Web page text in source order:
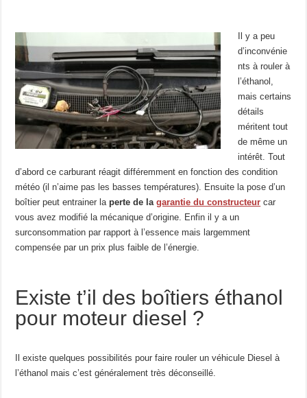
Il y a peu
d’inconvénie
nts à rouler à
l’éthanol,
mais certains
détails
méritent tout
de même un
intérêt. Tout
d’abord ce carburant réagit différemment en fonction des condition
météo (il n’aime pas les basses températures). Ensuite la pose d’un
boîtier peut entrainer laperte de lagarantie du constructeur car
vous avez modifié la mécanique d’origine. Enfin il y a un
surconsommation par rapport à l’essence mais largemment
compensée par un prix plus faible de l’énergie.
Existe t’il des boîtiers éthanol
pour moteur diesel ?
Il existe quelques possibilités pour faire rouler un véhicule Diesel à
l’éthanol mais c’est généralement très déconseillé.